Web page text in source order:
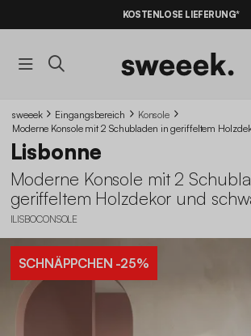
AUF DER SCHNÄPPCHEN* MIT DEM
KOSTENLOSE LIEFERUNG*
sweeek Eingangsbereich
Konsole
Moderne Konsole mit 2 Schubladen in geriffeltem
Lisbonne
Moderne Konsole mit 2
geriffeltem Holzdekor und
ILISBOCONSOLE
SCHNÄPPCHEN -25%